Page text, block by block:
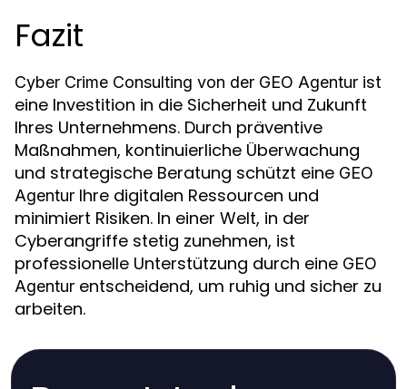
Fazit
Cyber Crime Consulting von der GEO Agentur ist
eine Investition in die Sicherheit und Zukunft
Ihres Unternehmens. Durch präventive
Maßnahmen, kontinuierliche Überwachung
und strategische Beratung schützt eine GEO
Agentur Ihre digitalen Ressourcen und
minimiert Risiken. In einer Welt, in der
Cyberangriffe stetig zunehmen, ist
professionelle Unterstützung durch eine GEO
Agentur entscheidend, um ruhig und sicher zu
arbeiten.